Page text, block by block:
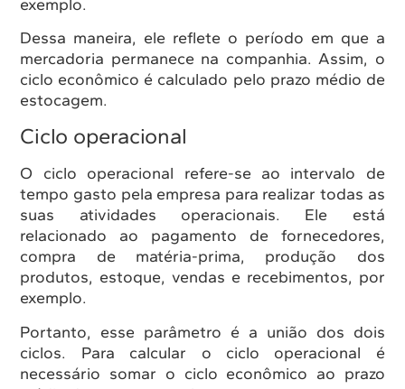
exemplo.
Dessa maneira, ele reflete o período em que a
mercadoria permanece na companhia. Assim, o
ciclo econômico é calculado pelo prazo médio de
estocagem.
Ciclo operacional
O ciclo operacional refere-se ao intervalo de
tempo gasto pela empresa para realizar todas as
suas atividades operacionais. Ele está
relacionado ao pagamento de fornecedores,
compra de matéria-prima, produção dos
produtos, estoque, vendas e recebimentos, por
exemplo.
Portanto, esse parâmetro é a união dos dois
ciclos. Para calcular o ciclo operacional é
necessário somar o ciclo econômico ao prazo